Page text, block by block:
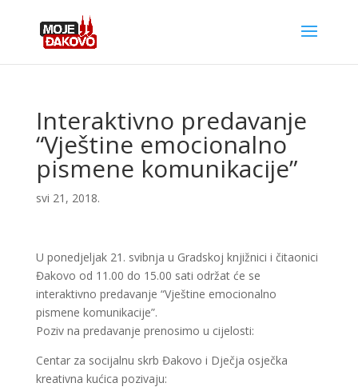
Interaktivno predavanje
“Vještine emocionalno
pismene komunikacije”
svi 21, 2018.
U ponedjeljak 21. svibnja u Gradskoj knjižnici i čitaonici
Đakovo od 11.00 do 15.00 sati održat će se
interaktivno predavanje “Vještine emocionalno
pismene komunikacije”.
Poziv na predavanje prenosimo u cijelosti:
Centar za socijalnu skrb Đakovo i Dječja osječka
kreativna kućica pozivaju: